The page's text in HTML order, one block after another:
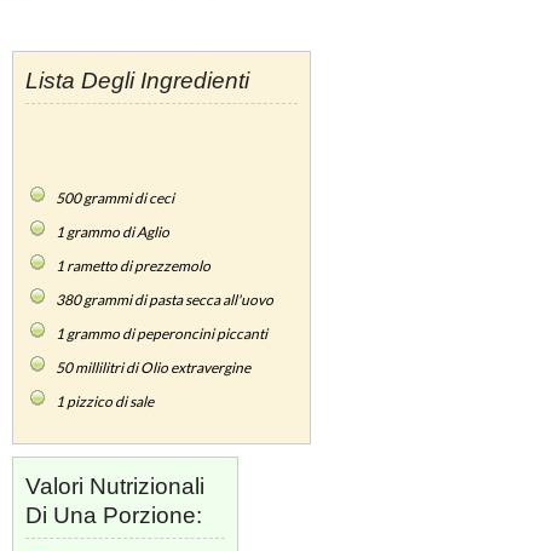
Lista Degli Ingredienti
500grammi di ceci
1grammo di Aglio
1 rametto di prezzemolo
380grammi di pasta secca all'uovo
1grammo di peperoncini piccanti
50millilitri di Olio extravergine
1 pizzico di sale
Valori Nutrizionali
Di Una Porzione: